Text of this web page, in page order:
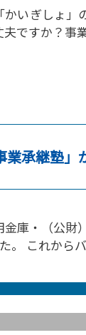
いぎしょ
ですか？
業承継塾」
庫・（公財
。 これか